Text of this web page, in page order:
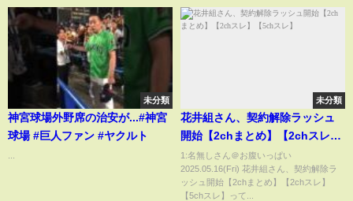
未分類
神宮球場外野席の治安が...#神宮
球場 #巨人ファン #ヤクルト
未分類
花井組さん、契約解除ラッシュ
開始【2chまとめ】【2chスレ】
【5chスレ】
1:名無しさん＠お腹いっぱい
2025.05.16(Fri) 花井組さん、契約解除ラ
ッシュ開始【2chまとめ】【2chスレ】
【5chスレ】って...